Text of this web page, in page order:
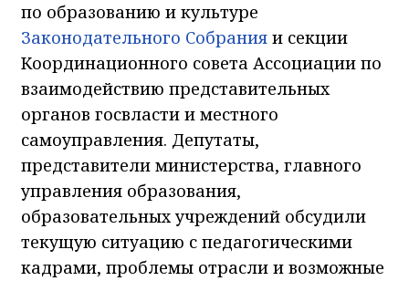
по образованию и культуре
Законодательного Собрания и секции
Координационного совета Ассоциации по
взаимодействию представительных
органов госвласти и местного
самоуправления. Депутаты,
представители министерства, главного
управления образования,
образовательных учреждений обсудили
текущую ситуацию с педагогическими
кадрами, проблемы отрасли и возможные